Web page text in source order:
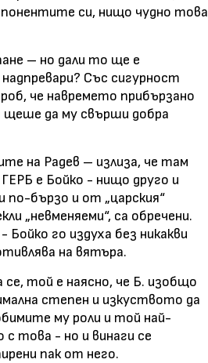
си, нищо чудно това
– но дали то ще е
Със сигурност
че навремето прибързано
щеше да му свърши добра
на Радев – излиза, че там
е Бойко - нищо друго и
по-бързо и от „царския“
„невменяеми“, са обречени.
го издуха без никакви
на вятъра.
се, той е наясно, че Б. изобщо
степен и изкуството да
му роли и той най-
с това - но и винаги се
пак от него.